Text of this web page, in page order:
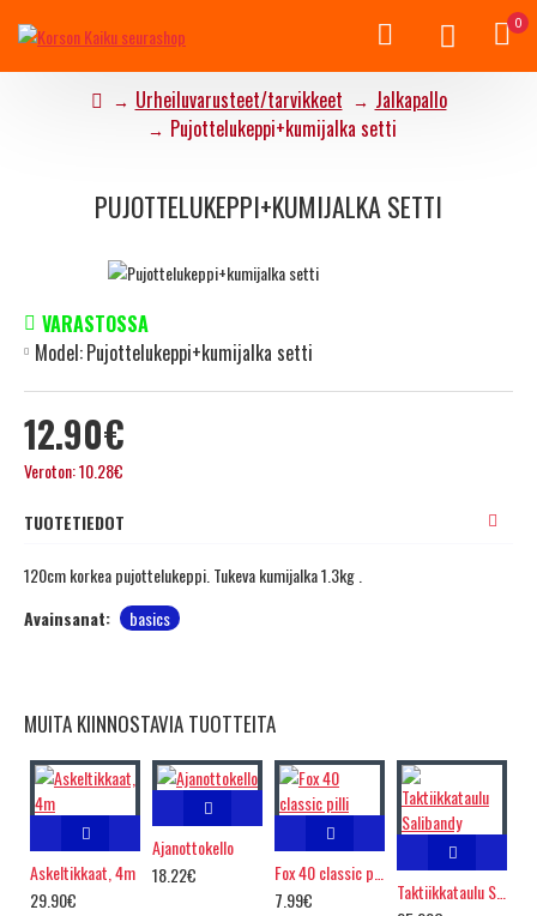
0
Urheiluvarusteet/tarvikkeet
Jalkapallo
Pujottelukeppi+kumijalka setti
PUJOTTELUKEPPI+KUMIJALKA SETTI
12.90€
Veroton: 10.28€
VARASTOSSA
Model:Pujottelukeppi+kumijalka setti
TUOTETIEDOT
120cm korkea pujottelukeppi. Tukeva kumijalka 1.3kg .
Avainsanat:
basics
MUITA KIINNOSTAVIA TUOTTEITA
Askeltikkaat, 4m
29.90€
Ajanottokello
18.22€
7.99€
Taktiikkataulu Salibandy